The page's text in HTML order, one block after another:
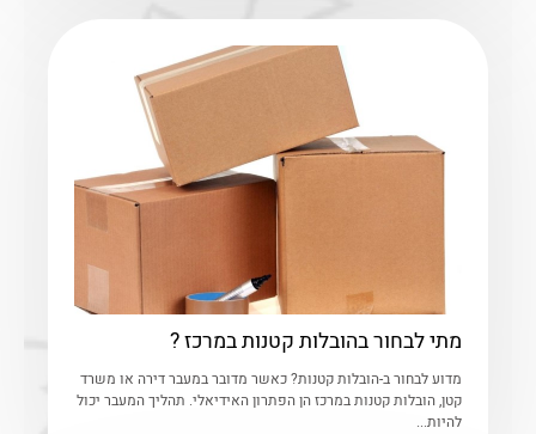
מתי לבחור בהובלות קטנות במרכז ?
מדוע לבחור ב-הובלות קטנות? כאשר מדובר במעבר דירה או משרד
קטן, הובלות קטנות במרכז הן הפתרון האידיאלי. תהליך המעבר יכול
להיות...